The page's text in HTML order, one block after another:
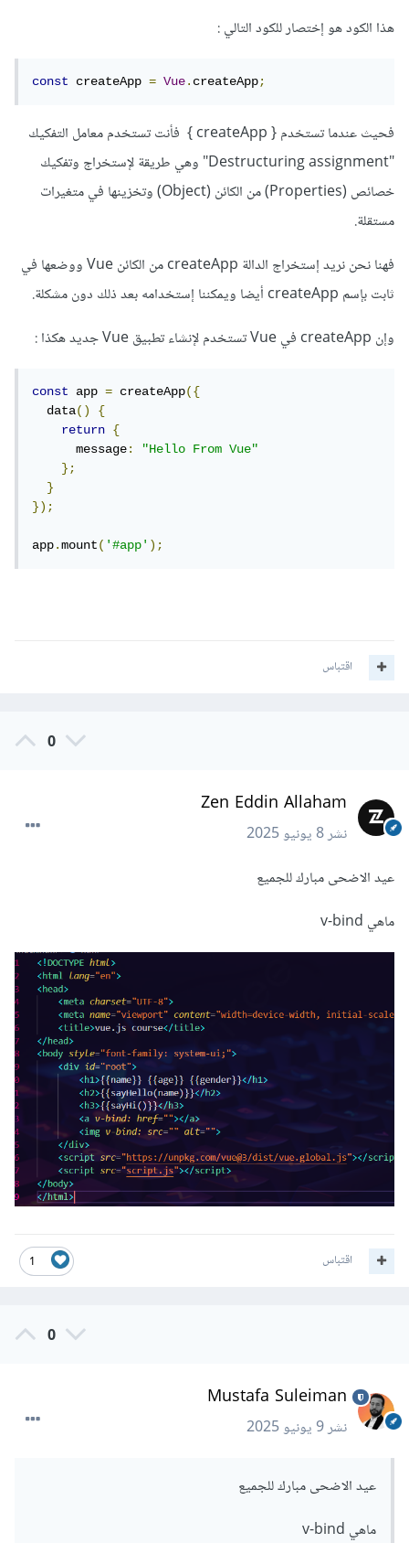
هذا الكود هو إختصار للكود التالي
const createApp = Vue.createApp;
فحيث عندما تستخدم { createApp } فأنت تستخدم معامل التفكيك
"Destructuring assignment" وهي طريقة لإستخراج وتفكيك
خصائص (Properties) من الكائن (Object) وتخزينها في متغيرات
مستقلة.
فهنا نحن نريد إستخراج الدالة createApp من الكائن Vue ووضعها في
ثابت بإسم createApp أيضا ويمكننا إستخدامه بعد ذلك دون مشكلة.
وإن createApp في Vue تستخدم لإنشاء تطبيق Vue جديد هكذا
const app = createApp({
  data
()
{
return
{
      message
:
"Hello From Vue"
};
}
});
app.mount('#app');
اقتباس
0
Zen Eddin Allaham
نشر8 يونيو 2025
عيد الاضحى مبارك للجميع
ماهي v-bind
1 اقتباس
0
Mustafa Suleiman
نشر9 يونيو 2025
عيد الاضحى مبارك للجميع
ماهي v-bind